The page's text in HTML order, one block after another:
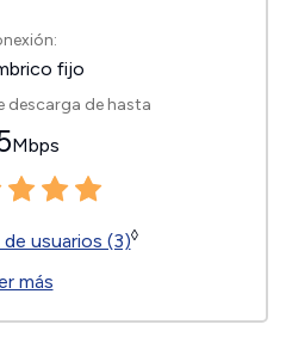
fijo
descarga de hasta
Mbps
usuarios (3)◊
más